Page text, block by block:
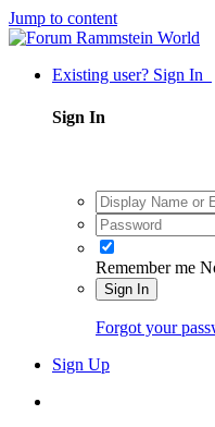
Jump to content
Existing user? Sign In
Sign In
Remember me
Sign In
Forgot your
Sign Up